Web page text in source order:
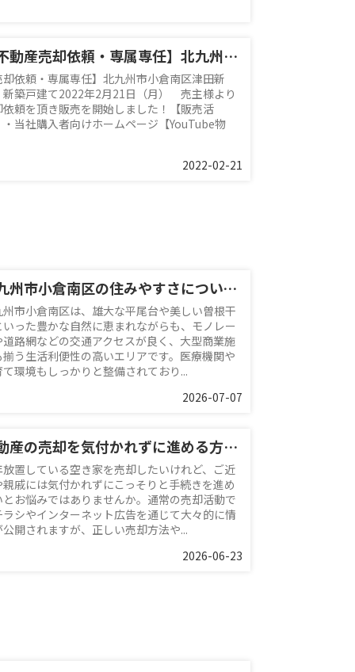
【不動産売却依頼・専属専任】北九州市小倉南区津田新町 新築戸建て
却依頼・専属専任】北九州市小倉南区津田新
築戸建て2022年2月21日（月） 売主様より
依頼を頂き販売を開始しました！【販売活
・当社購入者向けホームページ【YouTube物
2022-02-21
北九州市小倉南区の住みやすさについて！売却相場もご紹介
州市小倉南区は、雄大な平尾台や美しい曽根干
いった豊かな自然に恵まれながらも、モノレー
道路網などの交通アクセスが良く、大型商業施
揃う生活利便性の高いエリアです。医療機関や
て環境もしっかりと整備されており...
2026-07-07
不動産の売却を気付かれずに進める方法は？期間についても解説
放置している空き家を売却したいけれど、ご近
親戚には気付かれずにこっそりと手続きを進め
とお悩みではありませんか。通常の売却活動で
ラシやインターネット広告を通じて大々的に情
開されますが、正しい売却方法や...
2026-06-23